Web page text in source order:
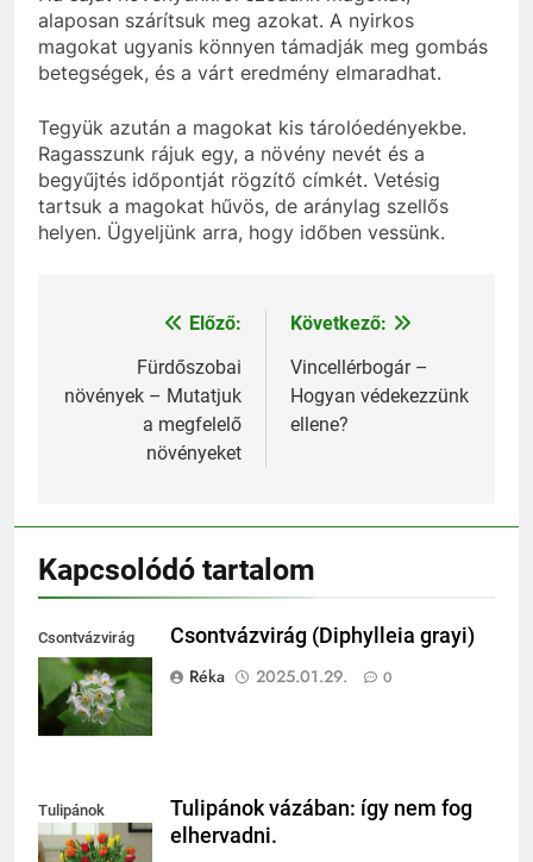
alaposan szárítsuk meg azokat. A nyirkos
magokat ugyanis könnyen támadják meg gombás
betegségek, és a várt eredmény elmaradhat.
Tegyük azután a magokat kis tárolóedényekbe.
Ragasszunk rájuk egy, a növény nevét és a
begyűjtés időpontját rögzítő címkét. Vetésig
tartsuk a magokat hűvös, de aránylag szellős
helyen. Ügyeljünk arra, hogy időben vessünk.
Bejegyzés
navigáció
Előző:
Fürdőszobai
növények – Mutatjuk
a megfelelő
növényeket
Következő:
Vincellérbogár –
Hogyan védekezzünk
ellene?
Kapcsolódó tartalom
Csontvázvirág
(Diphylleia grayi)
Csontvázvirág (Diphylleia grayi)
Réka
2025.01.29. 0
Tulipánok
vázában
Tulipánok vázában: így nem fog
elhervadni.